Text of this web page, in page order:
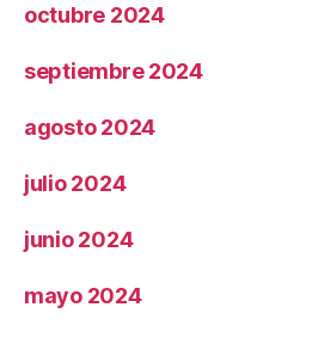
octubre 2024
septiembre 2024
agosto 2024
julio 2024
junio 2024
mayo 2024